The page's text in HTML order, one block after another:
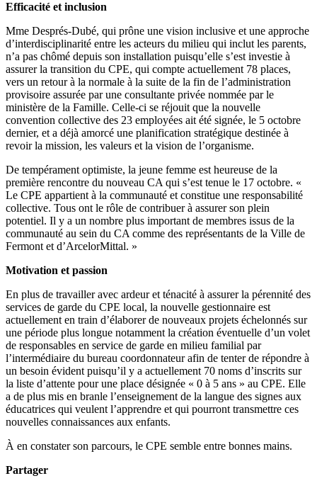
Efficacité et inclusion
Mme Després-Dubé, qui prône une vision inclusive et une approche
d’interdisciplinarité entre les acteurs du milieu qui inclut les parents,
n’a pas chômé depuis son installation puisqu’elle s’est investie à
assurer la transition du CPE, qui compte actuellement 78 places,
vers un retour à la normale à la suite de la fin de l’administration
provisoire assurée par une consultante privée nommée par le
ministère de la Famille. Celle-ci se réjouit que la nouvelle
convention collective des 23 employées ait été signée, le 5 octobre
dernier, et a déjà amorcé une planification stratégique destinée à
revoir la mission, les valeurs et la vision de l’organisme.
De tempérament optimiste, la jeune femme est heureuse de la
première rencontre du nouveau CA qui s’est tenue le 17 octobre. «
Le CPE appartient à la communauté et constitue une responsabilité
collective. Tous ont le rôle de contribuer à assurer son plein
potentiel. Il y a un nombre plus important de membres issus de la
communauté au sein du CA comme des représentants de la Ville de
Fermont et d’ArcelorMittal. »
Motivation et passion
En plus de travailler avec ardeur et ténacité à assurer la pérennité des
services de garde du CPE local, la nouvelle gestionnaire est
actuellement en train d’élaborer de nouveaux projets échelonnés sur
une période plus longue notamment la création éventuelle d’un volet
de responsables en service de garde en milieu familial par
l’intermédiaire du bureau coordonnateur afin de tenter de répondre à
un besoin évident puisqu’il y a actuellement 70 noms d’inscrits sur
la liste d’attente pour une place désignée « 0 à 5 ans » au CPE. Elle
a de plus mis en branle l’enseignement de la langue des signes aux
éducatrices qui veulent l’apprendre et qui pourront transmettre ces
nouvelles connaissances aux enfants.
À en constater son parcours, le CPE semble entre bonnes mains.
Partager